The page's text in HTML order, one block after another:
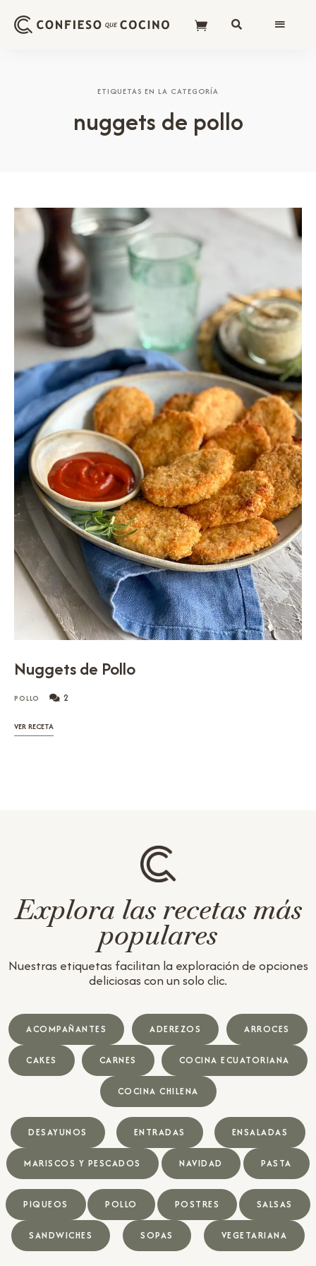
ETIQUETAS EN LA CATEGORÍA
nuggets de pollo
Nuggets de Pollo
POLLO 2
VER RECETA
Explora las recetas más
populares
Nuestras etiquetas facilitan la exploración de opciones
deliciosas con un solo clic.
ACOMPAÑANTES ADEREZOS ARROCES
CAKES CARNES COCINA ECUATORIANA
COCINA CHILENA
DESAYUNOS ENTRADAS ENSALADAS
MARISCOS Y PESCADOS NAVIDAD PASTA
PIQUEOS POLLO POSTRES SALSAS
SANDWICHES SOPAS VEGETARIANA